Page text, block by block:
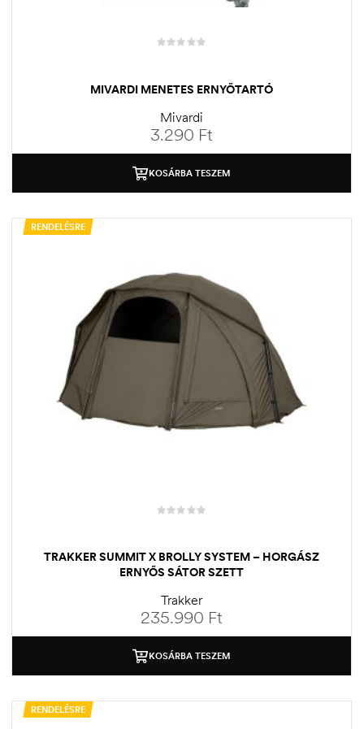
MIVARDI MENETES ERNYŐTARTÓ
Mivardi
3.290 Ft
KOSÁRBA TESZEM
RENDELÉSRE
TRAKKER SUMMIT X BROLLY SYSTEM – HORGÁSZ
ERNYŐS SÁTOR SZETT
Trakker
235.990 Ft
KOSÁRBA TESZEM
RENDELÉSRE